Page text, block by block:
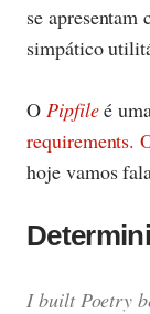
se
simpático
O Pipfileé
requirements.
hoje vamos
I built Poetry